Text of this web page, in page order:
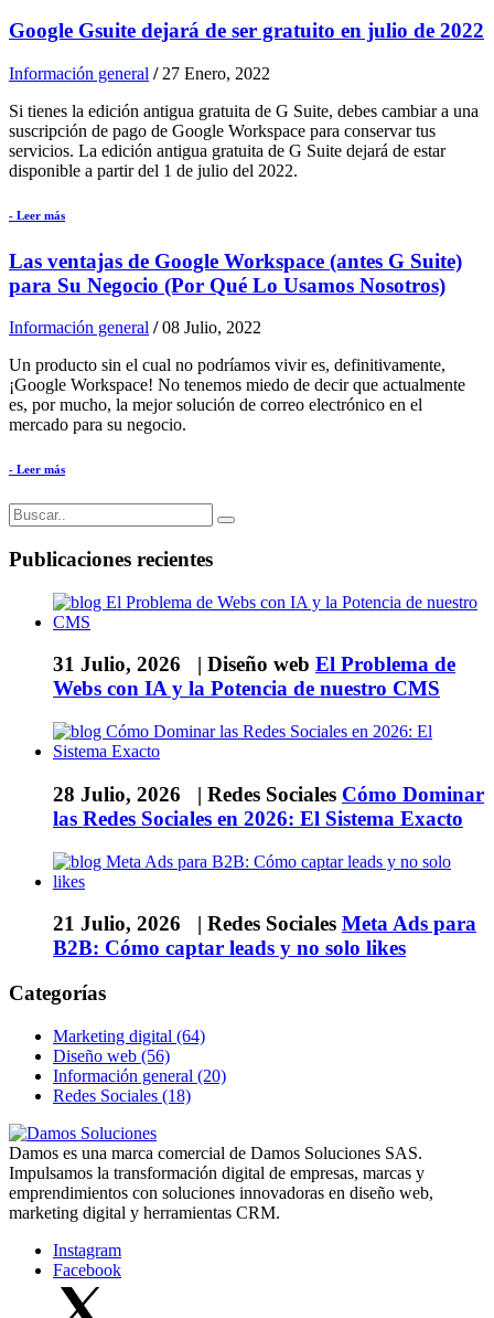
Google Gsuite dejará de ser gratuito en julio de 2022
Información general / 27 Enero, 2022
Si tienes la edición antigua gratuita de G Suite, debes cambiar a una
suscripción de pago de Google Workspace para conservar tus
servicios. La edición antigua gratuita de G Suite dejará de estar
disponible a partir del 1 de julio del 2022.
- Leer más
Las ventajas de Google Workspace (antes G Suite)
para Su Negocio (Por Qué Lo Usamos Nosotros)
Información general /08 Julio, 2022
Un producto sin el cual no podríamos vivir es, definitivamente,
¡Google Workspace! No tenemos miedo de decir que actualmente
es, por mucho, la mejor solución de correo electrónico en el
mercado para su negocio.
- Leer más
Publicaciones recientes
31 Julio, 2026 | Diseño web El Problema de
Webs con IA y la Potencia de nuestro CMS
28 Julio, 2026 | Redes Sociales Cómo Dominar
las Redes Sociales en 2026: El Sistema Exacto
21 Julio, 2026 | Redes Sociales Meta Ads para
B2B: Cómo captar leads y no solo likes
Categorías
Marketing digital (64)
Diseño web (56)
Información general (20)
Redes Sociales (18)
Damos es una marca comercial de Damos Soluciones SAS.
Impulsamos la transformación digital de empresas, marcas y
emprendimientos con soluciones innovadoras en diseño web,
marketing digital y herramientas CRM.
Instagram
Facebook